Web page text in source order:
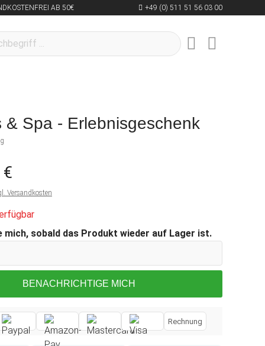
AB 50€ +49 (0) 511 51 56 03 00
& Spa - Erlebnisgeschenk
Versandkosten
mich, sobald das Produkt wieder auf Lager ist.
BENACHRICHTIGE MICH
Rechnung